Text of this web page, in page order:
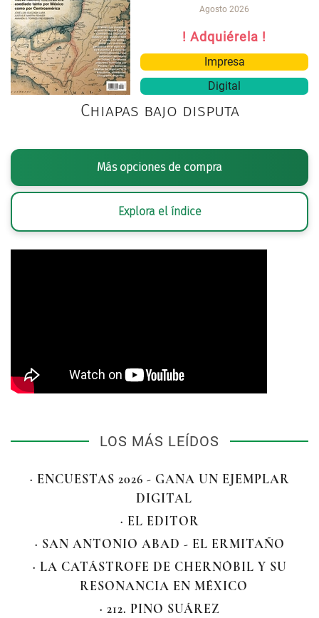
Agosto 2026
! Adquiérela !
Impresa
Digital
Chiapas bajo disputa
Más opciones de compra
Explora el índice
LOS MÁS LEÍDOS
· ENCUESTAS 2026 - GANA UN EJEMPLAR
DIGITAL
· EL EDITOR
· SAN ANTONIO ABAD - EL ERMITAÑO
· LA CATÁSTROFE DE CHERNÓBIL Y SU
RESONANCIA EN MÉXICO
· 212. PINO SUÁREZ